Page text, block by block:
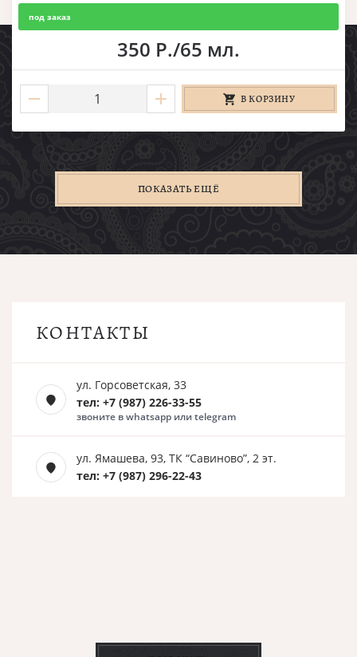
под заказ
350 Р./65 мл.
В КОРЗИНУ
ПОКАЗАТЬ ЕЩЁ
КОНТАКТЫ
ул. Горсоветская, 33
тел: +7 (987) 226-33-55
звоните в whatsapp или telegram
ул. Ямашева, 93, ТК “Савиново”, 2 эт.
тел: +7 (987) 296-22-43